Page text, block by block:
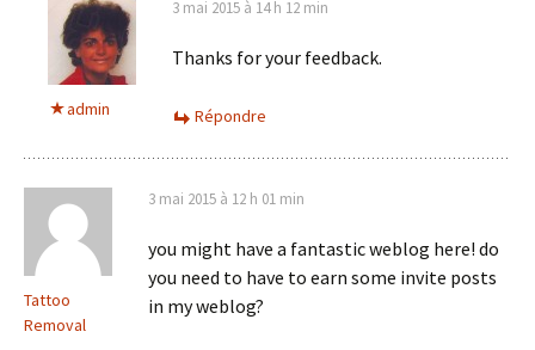
admin
3 mai 2015 à 14 h 12 min
Thanks for your feedback.
Répondre
Tattoo
Removal
3 mai 2015 à 12 h 01 min
you might have a fantastic weblog here! do
you need to have to earn some invite posts
in my weblog?